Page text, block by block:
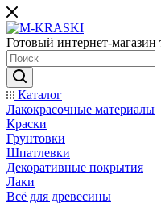
Готовый интернет-магазин
Каталог
Лакокрасочные материалы
Краски
Грунтовки
Шпатлевки
Декоративные покрытия
Лаки
Всё для древесины